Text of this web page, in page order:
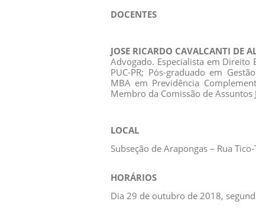
DOCENTES
JOSE RICARDO CAVALCANTI DE
Advogado. Especialista em Direito
PUC-PR; Pós-graduado em
MBA em Previdência
Membro da Comissão de Assuntos
LOCAL
Subseção de Arapongas – Rua
HORÁRIOS
Dia 29 de outubro de 2018,